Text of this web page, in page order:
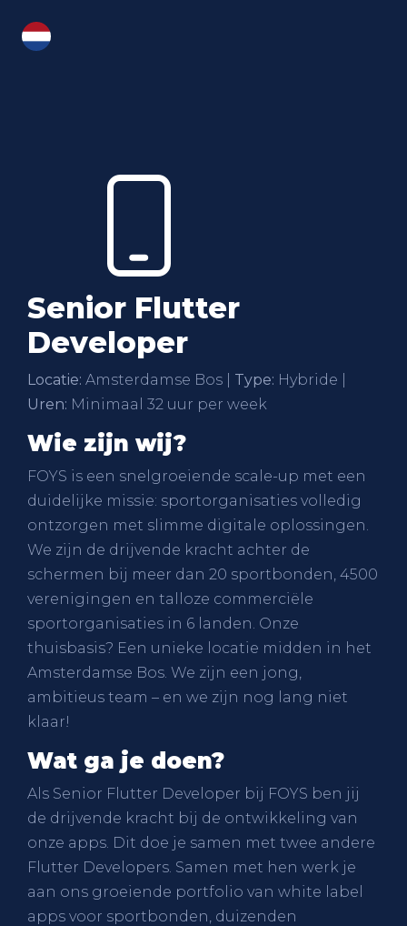
Senior Flutter
Developer
Locatie: Amsterdamse Bos | Type: Hybride |
Uren: Minimaal 32 uur per week
Wie zijn wij?
FOYS is een snelgroeiende scale-up met een
duidelijke missie: sportorganisaties volledig
ontzorgen met slimme digitale oplossingen.
We zijn de drijvende kracht achter de
schermen bij meer dan 20 sportbonden, 4500
verenigingen en talloze commerciële
sportorganisaties in 6 landen. Onze
thuisbasis? Een unieke locatie midden in het
Amsterdamse Bos. We zijn een jong,
ambitieus team – en we zijn nog lang niet
klaar!
Wat ga je doen?
Als Senior Flutter Developer bij FOYS ben jij
de drijvende kracht bij de ontwikkeling van
onze apps. Dit doe je samen met twee andere
Flutter Developers. Samen met hen werk je
aan ons groeiende portfolio van white label
apps voor sportbonden, duizenden